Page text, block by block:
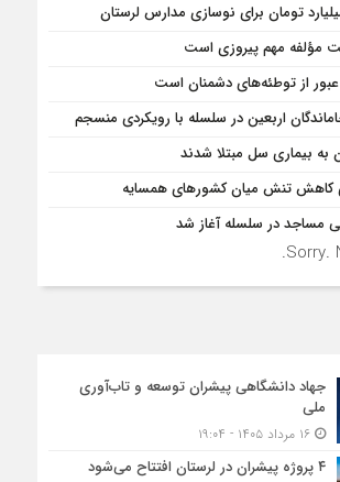
مؤلفه مهم پیروزی است
از توطئه‌های دشمنان است
اربعین در سلسله با رویکردی منسجم
کاهش تنش میان کشورهای همسایه
مساجد در سلسله آغاز شد
Sorry.
جهاد دانشگاهی پیشران توسعه و تاب‌آوری
ملی
۱۶ مرداد ۱۴۰۵ - ۱۹:۰۴
۴ پروژه پیشران در لرستان افتتاح می‌شود